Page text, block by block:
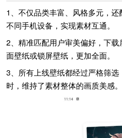
1、不仅品类丰富、风格多元，
不同手机设备，实现素材互通。
2、精准匹配用户审美偏好，下
面壁纸或锁屏壁纸，更加全面。
3、所有上线壁纸都经过严格筛
时，维持了素材整体的画质美感。